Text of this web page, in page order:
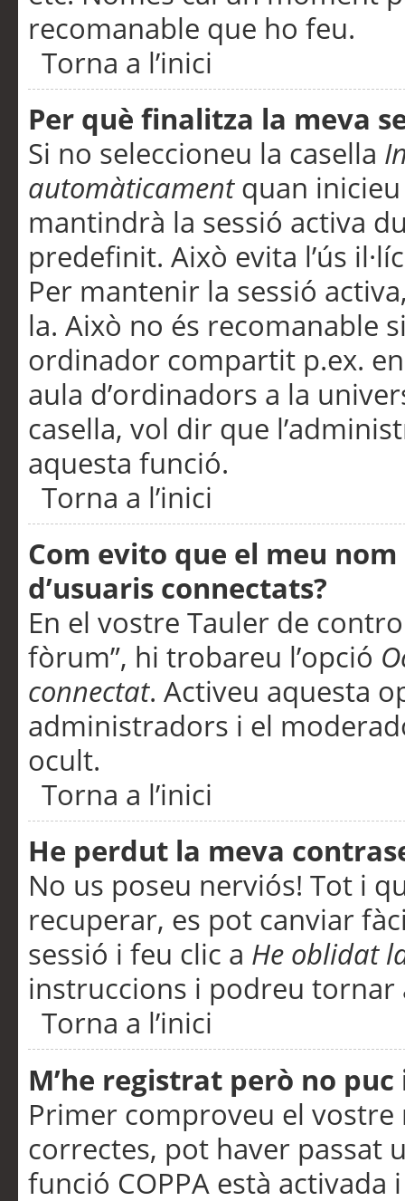
recomanable que ho feu.
Torna a l’inici
Per què finalitza la meva
Si no seleccioneu la casella
automàticamentquan inicieu
mantindrà la sessió activa
predefinit. Això evita l’ús
Per mantenir la sessió
la. Això no és recomanable
ordinador compartit p.ex.
aula d’ordinadors a la
casella, vol dir que
aquesta funció.
Torna a l’inici
Com evito que el meu
d’usuaris connectats?
En el vostre Tauler de
fòrum”, hi trobareu l’opció
connectat. Activeu aquesta
administradors i el
ocult.
Torna a l’inici
He perdut la meva
No us poseu nerviós! Tot i
recuperar, es pot canviar
sessió i feu clic a He oblidat
instruccions i podreu tornar
Torna a l’inici
M’he registrat però no
Primer comproveu el vostre
correctes, pot haver passat
funció COPPA està